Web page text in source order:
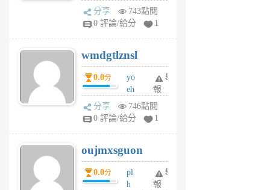
Pe
Jc
R
P
m
v
A
V
個
月
前
分享
743點閱
0 評論/給分
1
wmdgtlznsl
0.0分
yo
eh
ld
gy
個
月
前
舉
報
分享
746點閱
0 評論/給分
1
oujmxsguon
0.0分
pl
h
舉
報